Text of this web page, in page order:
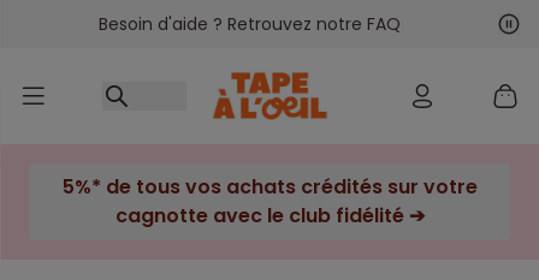
Accéder au contenu
Besoin d'aide ? Retrouvez notre FAQ
5%* de tous vos achats crédités sur votre
cagnotte avec le club fidélité ➔